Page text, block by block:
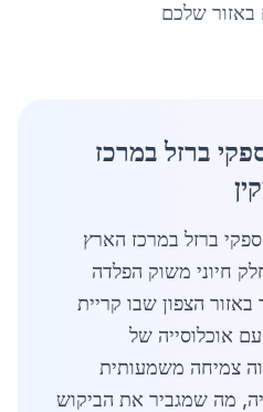
באזור שלכם
ברזל במרכז
לאפריל 2026. ספקי ברזל במרכז הארץ
חיוני משוק הפלדה
הצפון שבו קריית
אוכלוסייה של
חווה צמיחה משמעותית
מה שמגביר את הביקוש